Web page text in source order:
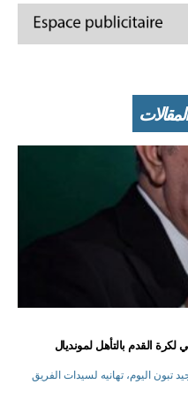
القدم بالتأهل لمونديال
تبون اليوم، تهانيه لسيدات الفريق